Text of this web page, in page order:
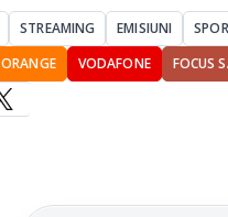
STREAMING EMISIUNI
ORANGE VODAFONE FOCUS